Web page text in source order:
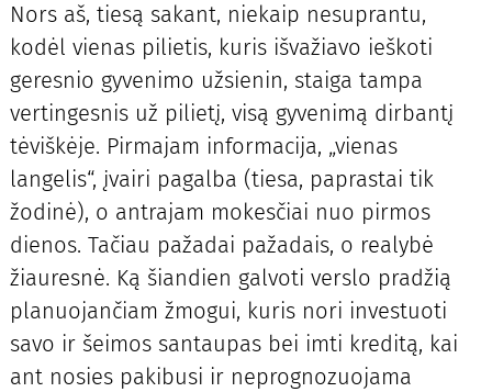
Nors aš, tiesą sakant, niekaip nesuprantu,
kodėl vienas pilietis, kuris išvažiavo ieškoti
geresnio gyvenimo užsienin, staiga tampa
vertingesnis už pilietį, visą gyvenimą dirbantį
tėviškėje. Pirmajam informacija, „vienas
langelis“, įvairi pagalba (tiesa, paprastai tik
žodinė), o antrajam mokesčiai nuo pirmos
dienos. Tačiau pažadai pažadais, o realybė
žiauresnė. Ką šiandien galvoti verslo pradžią
planuojančiam žmogui, kuris nori investuoti
savo ir šeimos santaupas bei imti kreditą, kai
ant nosies pakibusi ir neprognozuojama